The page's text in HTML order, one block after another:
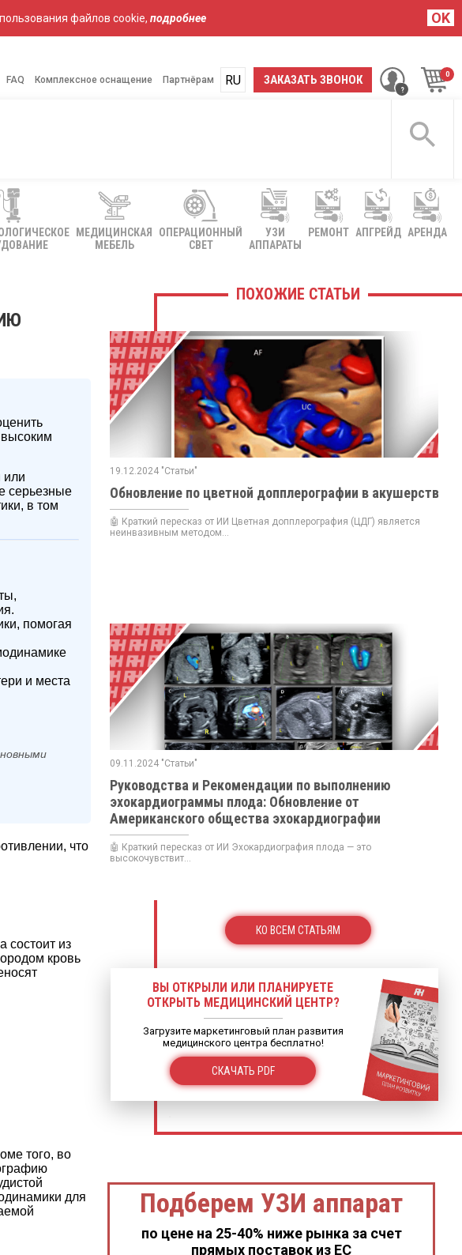
файлов cookie, подробнее OK
FAQ Комплексное оснащение Партнёрам ЗАКАЗАТЬ ЗВОНОК
RU
UA
МЕДИЦИНСКАЯ
МЕБЕЛЬ
ОПЕРАЦИОННЫЙ
СВЕТ
УЗИ
АППАРАТЫ
РЕМОНТ АПГРЕЙД АРЕНДА
или
серьезные
в том
помогая
и места
что
состоит из
кровь
того, во
для
ПОХОЖИЕ СТАТЬИ
19.12.2024 "Статьи"
Обновление по цветной допплерографии в акушерстве
🤖 Краткий пересказ от ИИ Цветная допплерография (ЦДГ) является
неинвазивным методом...
09.11.2024 "Статьи"
Руководства и Рекомендации по выполнению
эхокардиограммы плода: Обновление от
Американского общества эхокардиографии
🤖 Краткий пересказ от ИИ Эхокардиография плода — это
высокочувствит...
КО ВСЕМ СТАТЬЯМ
ВЫ ОТКРЫЛИ ИЛИ ПЛАНИРУЕТЕ
ОТКРЫТЬ МЕДИЦИНСКИЙ ЦЕНТР?
Загрузите маркетинговый план развития
медицинского центра бесплатно!
СКАЧАТЬ PDF
Подберем УЗИ аппарат
по цене на 25-40% ниже рынка за счет
прямых поставок из ЕС